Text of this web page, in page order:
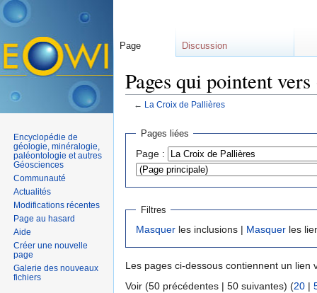
Pages qui pointent
← La Croix de Pallières
Pages liées
Page :
Filtres
Masquer les inclusions | Masquer les
Les pages ci-dessous contiennent un lien
Voir (50 précédentes | 50 suivantes) (20 |
Page Discussion
Encyclopédie de
géologie, minéralogie,
paléontologie et autres
Géosciences
Communauté
Actualités
Modifications récentes
Page au hasard
Aide
Créer une nouvelle
page
Galerie des nouveaux
fichiers